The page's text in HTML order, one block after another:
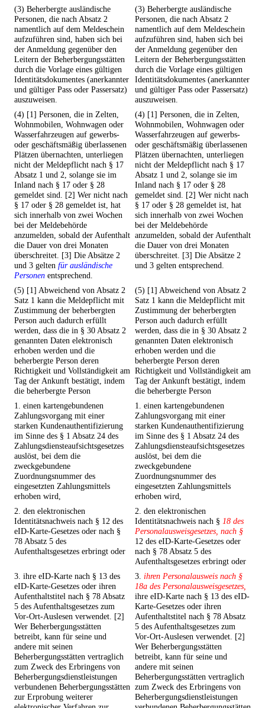
(3) Beherbergte ausländische
Personen, die nach Absatz 2
namentlich auf dem Meldeschein
aufzuführen sind, haben sich bei
der Anmeldung gegenüber den
Leitern der Beherbergungsstätten
durch die Vorlage eines gültigen
Identitätsdokumentes (anerkannter
und gültiger Pass oder Passersatz)
auszuweisen.
(3) Beherbergte ausländische
Personen, die nach Absatz 2
namentlich auf dem Meldeschein
aufzuführen sind, haben sich bei
der Anmeldung gegenüber den
Leitern der Beherbergungsstätten
durch die Vorlage eines gültigen
Identitätsdokumentes (anerkannter
und gültiger Pass oder Passersatz)
auszuweisen.
(4) [1] Personen, die in Zelten,
Wohnmobilen, Wohnwagen oder
Wasserfahrzeugen auf gewerbs-
oder geschäftsmäßig überlassenen
Plätzen übernachten, unterliegen
nicht der Meldepflicht nach § 17
Absatz 1 und 2, solange sie im
Inland nach § 17 oder § 28
gemeldet sind. [2] Wer nicht nach
§ 17 oder § 28 gemeldet ist, hat
sich innerhalb von zwei Wochen
bei der Meldebehörde
anzumelden, sobald der Aufenthalt
die Dauer von drei Monaten
überschreitet. [3] Die Absätze 2
und 3 gelten für ausländische
Personen entsprechend.
(4) [1] Personen, die in Zelten,
Wohnmobilen, Wohnwagen oder
Wasserfahrzeugen auf gewerbs-
oder geschäftsmäßig überlassenen
Plätzen übernachten, unterliegen
nicht der Meldepflicht nach § 17
Absatz 1 und 2, solange sie im
Inland nach § 17 oder § 28
gemeldet sind. [2] Wer nicht nach
§ 17 oder § 28 gemeldet ist, hat
sich innerhalb von zwei Wochen
bei der Meldebehörde
anzumelden, sobald der Aufenthalt
die Dauer von drei Monaten
überschreitet. [3] Die Absätze 2
und 3 gelten entsprechend.
(5) [1] Abweichend von Absatz 2
Satz 1 kann die Meldepflicht mit
Zustimmung der beherbergten
Person auch dadurch erfüllt
werden, dass die in § 30 Absatz 2
genannten Daten elektronisch
erhoben werden und die
beherbergte Person deren
Richtigkeit und Vollständigkeit am
Tag der Ankunft bestätigt, indem
die beherbergte Person
(5) [1] Abweichend von Absatz 2
Satz 1 kann die Meldepflicht mit
Zustimmung der beherbergten
Person auch dadurch erfüllt
werden, dass die in § 30 Absatz 2
genannten Daten elektronisch
erhoben werden und die
beherbergte Person deren
Richtigkeit und Vollständigkeit am
Tag der Ankunft bestätigt, indem
die beherbergte Person
1. einen kartengebundenen
Zahlungsvorgang mit einer
starken Kundenauthentifizierung
im Sinne des § 1 Absatz 24 des
Zahlungsdiensteaufsichtsgesetzes
auslöst, bei dem die
zweckgebundene
Zuordnungsnummer des
eingesetzten Zahlungsmittels
erhoben wird,
1. einen kartengebundenen
Zahlungsvorgang mit einer
starken Kundenauthentifizierung
im Sinne des § 1 Absatz 24 des
Zahlungsdiensteaufsichtsgesetzes
auslöst, bei dem die
zweckgebundene
Zuordnungsnummer des
eingesetzten Zahlungsmittels
erhoben wird,
2. den elektronischen
Identitätsnachweis nach § 12 des
eID-Karte-Gesetzes oder nach §
78 Absatz 5 des
Aufenthaltsgesetzes erbringt oder
2. den elektronischen
Identitätsnachweis nach § 18 des
Personalausweisgesetzes, nach §
12 des eID-Karte-Gesetzes oder
nach § 78 Absatz 5 des
Aufenthaltsgesetzes erbringt oder
3. ihre eID-Karte nach § 13 des
eID-Karte-Gesetzes oder ihren
Aufenthaltstitel nach § 78 Absatz
5 des Aufenthaltsgesetzes zum
Vor-Ort-Auslesen verwendet. [2]
Wer Beherbergungsstätten
betreibt, kann für seine und
andere mit seinen
Beherbergungsstätten vertraglich
zum Zweck des Erbringens von
Beherbergungsdienstleistungen
verbundenen Beherbergungsstätten
zur Erprobung weiterer
3. ihren Personalausweis nach §
18a des Personalausweisgesetzes,
ihre eID-Karte nach § 13 des eID-
Karte-Gesetzes oder ihren
Aufenthaltstitel nach § 78 Absatz
5 des Aufenthaltsgesetzes zum
Vor-Ort-Auslesen verwendet. [2]
Wer Beherbergungsstätten
betreibt, kann für seine und
andere mit seinen
Beherbergungsstätten vertraglich
zum Zweck des Erbringens von
Beherbergungsdienstleistungen